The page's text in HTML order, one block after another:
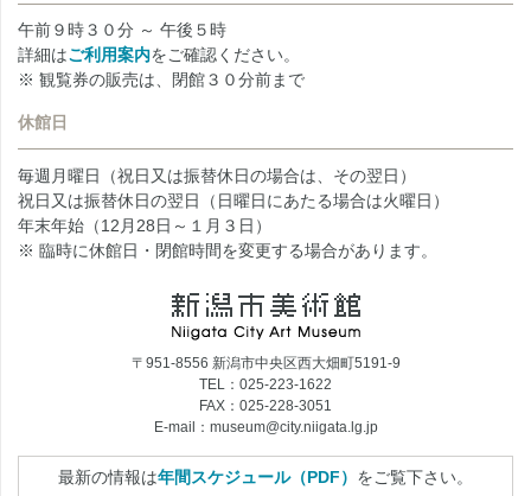
午前９時３０分 ～ 午後５時
詳細はご利用案内をご確認ください。
※ 観覧券の販売は、閉館３０分前まで
休館日
毎週月曜日（祝日又は振替休日の場合は、その翌日）
祝日又は振替休日の翌日（日曜日にあたる場合は火曜日）
年末年始（12月28日～１月３日）
※ 臨時に休館日・閉館時間を変更する場合があります。
〒951-8556 新潟市中央区西大畑町5191-9
TEL：025-223-1622
FAX：025-228-3051
E-mail：museum@city.niigata.lg.jp
最新の情報は年間スケジュール（PDF） をご覧下さい。